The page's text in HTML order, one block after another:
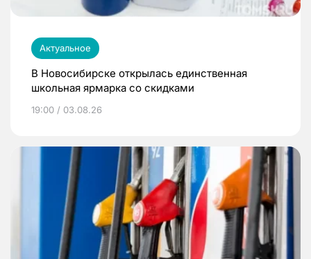
Актуальное
В Новосибирске открылась единственная
школьная ярмарка со скидками
19:00 / 03.08.26